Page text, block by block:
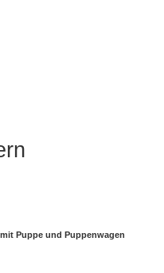
Puppe und Puppenwagen